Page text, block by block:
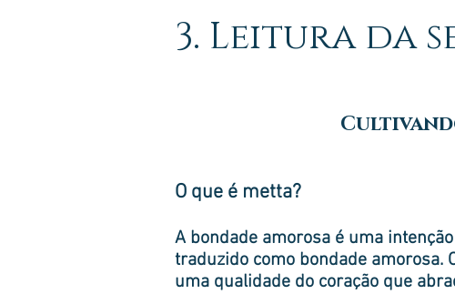
3. Leitura da
O que é metta?
A bondade amorosa é uma
traduzido como bondade amorosa.
uma qualidade do coração que